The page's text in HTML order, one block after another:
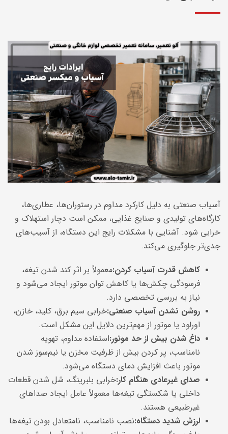
آسیاب صنعتی به دلیل کارکرد مداوم در رستوران‌ها، عطاری‌ها،
کارگاه‌های تولیدی و صنایع غذایی، ممکن است دچار استهلاک و
خرابی شود. آشنایی با مشکلات رایج این دستگاه، از آسیب‌های
جدی‌تر جلوگیری می‌کند.
کاهش قدرت آسیاب کردن:معمولاً بر اثر کند شدن تیغه،
فرسودگی چکش‌ها یا کاهش توان موتور ایجاد می‌شود و
نیاز به بررسی تخصصی دارد.
روشن نشدن آسیاب صنعتی:خرابی سیم برق، کلید، خازن،
اورلود یا موتور از مهم‌ترین دلایل این مشکل است.
داغ شدن بیش از حد موتور:استفاده مداوم، تهویه
نامناسب، پر کردن بیش از ظرفیت مخزن یا نیم‌سوز شدن
موتور باعث افزایش دمای دستگاه می‌شود.
صدای غیرعادی هنگام کار:خرابی بلبرینگ، شل شدن قطعات
داخلی یا شکستگی تیغه‌ها معمولاً عامل ایجاد صداهای
غیرطبیعی هستند.
لرزش شدید دستگاه:نصب نامناسب، نامتعادل بودن تیغه‌ها